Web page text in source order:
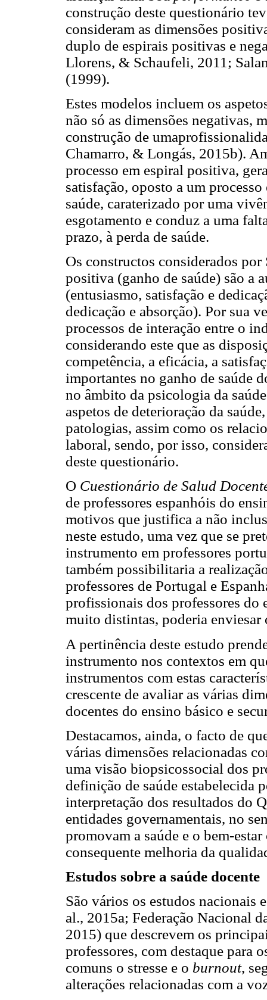
construção deste questionário
consideram as dimensões
duplo de espirais positivas e
Llorens, & Schaufeli, 2011;
(1999).
Estes modelos incluem os
não só as dimensões negativas,
construção de
Chamarro, & Longás, 2015b).
processo em espiral positiva,
satisfação, oposto a um
saúde, caraterizado por uma
esgotamento e conduz a uma
prazo, à perda de saúde.
Os constructos considerados
positiva (ganho de saúde) são a
(entusiasmo, satisfação e
dedicação e absorção). Por sua
processos de interação entre o
considerando este que as
competência, a eficácia, a
importantes no ganho de saúde
no âmbito da psicologia da
aspetos de deterioração da
patologias, assim como os
laboral, sendo, por isso,
deste questionário.
O Cuestionário de Salud
de professores espanhóis do
motivos que justifica a não
neste estudo, uma vez que se
instrumento em professores
também possibilitaria a
professores de Portugal e
profissionais dos professores do
muito distintas, poderia enviesar
A pertinência deste estudo
instrumento nos contextos em
instrumentos com estas
crescente de avaliar as várias
docentes do ensino básico e
Destacamos, ainda, o facto de
várias dimensões relacionadas
uma visão biopsicossocial dos
definição de saúde estabelecida
interpretação dos resultados do
entidades governamentais, no
promovam a saúde e o bem-
consequente melhoria da
Estudos sobre a saúde docente
São vários os estudos nacionais
al., 2015a; Federação Nacional
2015) que descrevem os
professores, com destaque para
comuns o stresse e o burnout,
alterações relacionadas com a